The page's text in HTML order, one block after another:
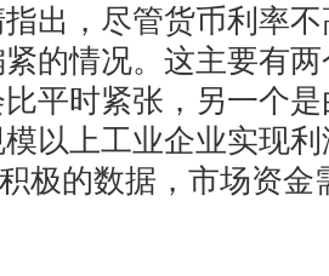
出，尽管货币利率
的情况。这主要有
平时紧张，另一个
以上工业企业实现
极的数据，市场资金